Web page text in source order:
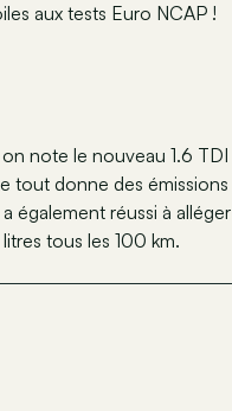
aux tests Euro NCAP !
note le nouveau 1.6 TDI
tout donne des émissions
également réussi à alléger
tous les 100 km.